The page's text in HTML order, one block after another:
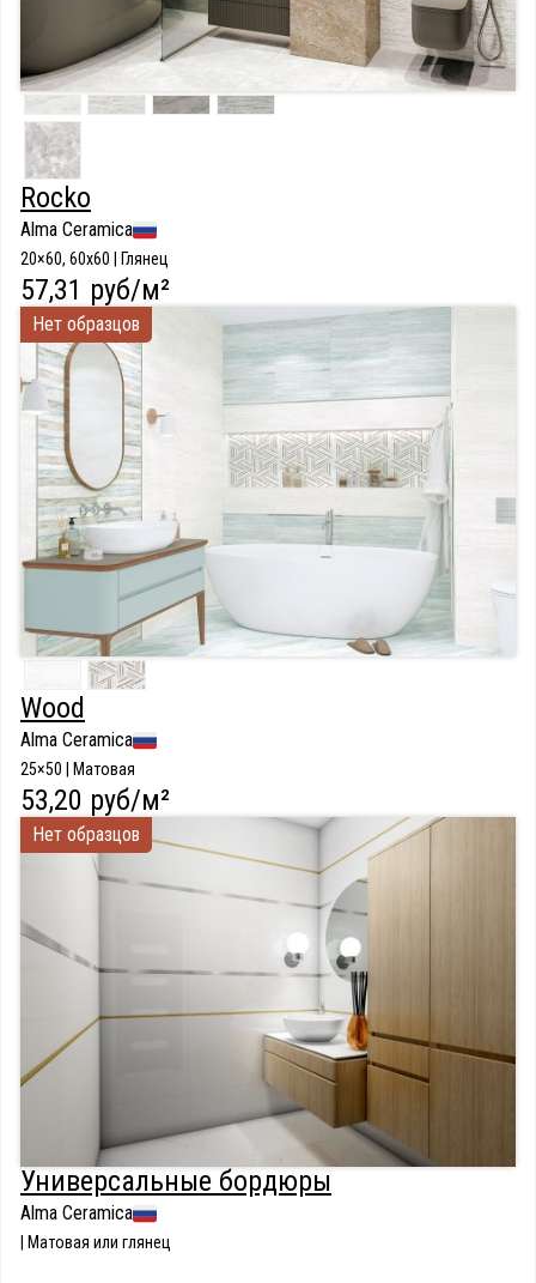
Rocko
Alma Ceramica
20×60, 60x60 | Глянец
57,31 руб/м²
Нет образцов
Wood
Alma Ceramica
25×50 | Матовая
53,20 руб/м²
Нет образцов
Универсальные бордюры
Alma Ceramica
| Матовая или глянец